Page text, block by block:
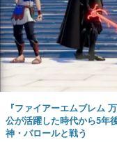
『ファイアーエムブレム
公が活躍した時代から5年
神・バロールと戦う